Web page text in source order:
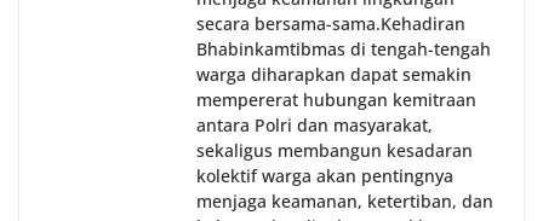
secara bersama-sama.‎‎Kehadiran
Bhabinkamtibmas di tengah-tengah
warga diharapkan dapat semakin
mempererat hubungan kemitraan
antara Polri dan masyarakat,
sekaligus membangun kesadaran
kolektif warga akan pentingnya
menjaga keamanan, ketertiban, dan